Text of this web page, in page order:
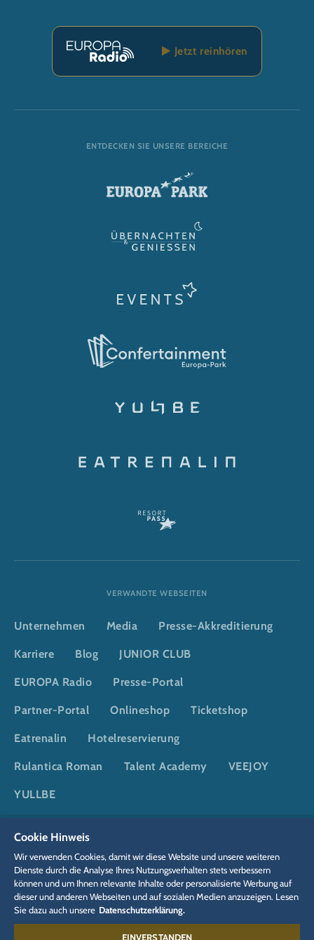
Jetzt reinhören
ENTDECKEN SIE UNSERE BEREICHE
VERWANDTE WEBSEITEN
Unternehmen Media Presse-Akkreditierung
Karriere Blog JUNIOR CLUB
EUROPA Radio Presse-Portal
Partner-Portal Onlineshop Ticketshop
Eatrenalin Hotelreservierung
Rulantica Roman Talent Academy VEEJOY
YULLBE
Datenschutzerklärung
Rechtliches
Cookie Hinweis
Wir verwenden Cookies, damit wir diese Website und unsere weiteren
Dienste durch die Analyse Ihres Nutzungsverhalten stets verbessern
können und um Ihnen relevante Inhalte oder personalisierte Werbung auf
dieser und anderen Webseiten und auf sozialen Medien anzuzeigen. Lesen
Sie dazu auch unsere Datenschutzerklärung.
EINVERSTANDEN